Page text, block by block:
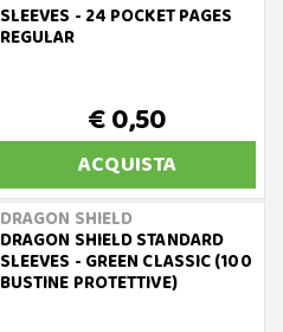
SLEEVES - 24 POCKET PAGES
REGULAR
€ 0,50
ACQUISTA
DRAGON SHIELD
DRAGON SHIELD STANDARD
SLEEVES - GREEN CLASSIC (100
BUSTINE PROTETTIVE)